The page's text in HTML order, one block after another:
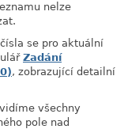
nelze
se pro aktuální
Zadání
, zobrazující detailní
vidíme všechny
pole nad